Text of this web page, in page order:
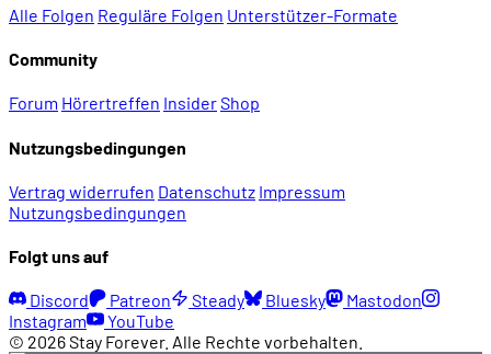
Alle Folgen Reguläre Folgen Unterstützer-Formate
Community
Forum Hörertreffen InsiderShop
Nutzungsbedingungen
Vertrag widerrufen Datenschutz Impressum
Nutzungsbedingungen
Folgt uns auf
Discord Patreon Steady Bluesky
Mastodon
Instagram
YouTube
© 2026 Stay Forever. Alle Rechte vorbehalten.